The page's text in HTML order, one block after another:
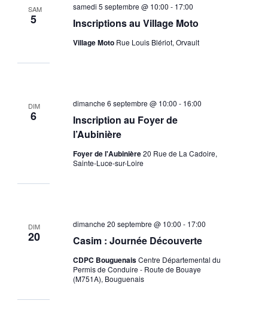
SAM
5 Inscriptions au Village Moto
samedi 5 septembre @ 10:00 - 17:00
Village Moto Rue Louis Blériot, Orvault
DIM
6
Inscription au Foyer de
l’Aubinière
dimanche 6 septembre @ 10:00 - 16:00
Foyer de l'Aubinière20 Rue de La Cadoire,
Sainte-Luce-sur-Loire
DIM
20 Casim : Journée Découverte
dimanche 20 septembre @ 10:00 - 17:00
CDPC BouguenaisCentre Départemental du
Permis de Conduire - Route de Bouaye
(M751A), Bouguenais